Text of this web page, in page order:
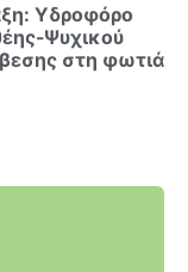
Υδροφόρο
Ψυχικού
στη φωτιά